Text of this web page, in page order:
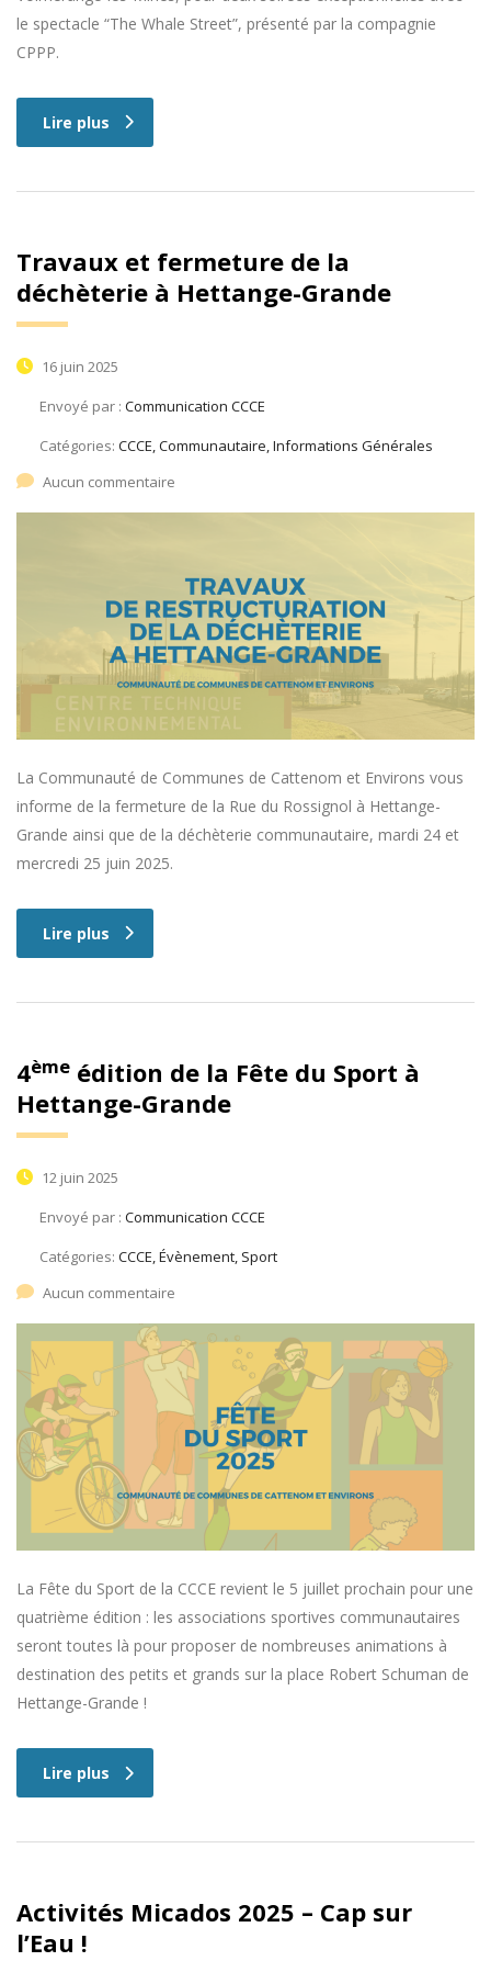
le spectacle “The Whale Street”, présenté par la compagnie
CPPP.
Lire plus
Travaux et fermeture de la
déchèterie à Hettange-Grande
16 juin 2025
Envoyé par : Communication CCCE
Catégories: CCCE, Communautaire, Informations Générales
Aucun commentaire
La Communauté de Communes de Cattenom et Environs vous
informe de la fermeture de la Rue du Rossignol à Hettange-
Grande ainsi que de la déchèterie communautaire, mardi 24 et
mercredi 25 juin 2025.
Lire plus
4ème édition de la Fête du Sport à
Hettange-Grande
12 juin 2025
Envoyé par : Communication CCCE
Catégories: CCCE, Évènement, Sport
Aucun commentaire
La Fête du Sport de la CCCE revient le 5 juillet prochain pour une
quatrième édition : les associations sportives communautaires
seront toutes là pour proposer de nombreuses animations à
destination des petits et grands sur la place Robert Schuman de
Hettange-Grande !
Lire plus
Activités Micados 2025 – Cap sur
l’Eau !